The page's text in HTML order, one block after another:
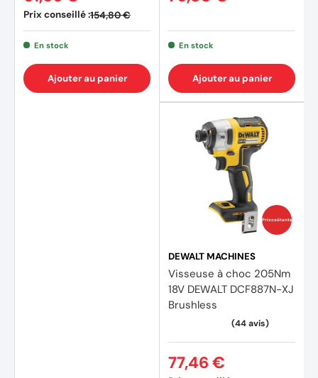
Prix conseillé :154,80 €
En stock
Ajouter au panier
En stock
Ajouter au panier
Prix coûtants
DEWALT MACHINES
Visseuse à choc 205Nm
18V DEWALT DCF887N-XJ
Brushless
77,46 €